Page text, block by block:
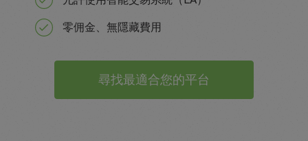
零佣金、無隱藏費用
尋找最適合您的平台